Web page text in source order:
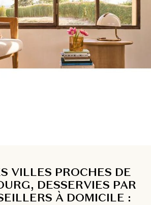
VILLES PROCHES DE
DESSERVIES PAR
À DOMICILE :